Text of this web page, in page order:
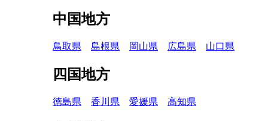
中国地方
鳥取県 島根県 岡山県 広島県 山口県
四国地方
徳島県 香川県 愛媛県 高知県